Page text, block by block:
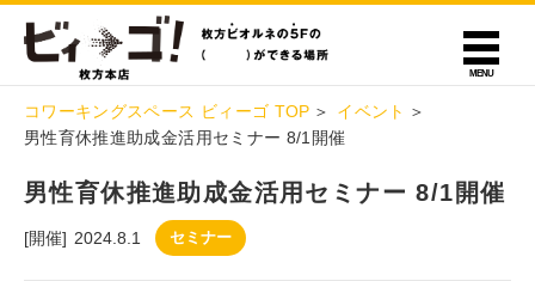
コワーキングスペース ビィーゴ TOP
イベント
男性育休推進助成金活用セミナー 8/1開催
男性育休推進助成金活用セミナー 8/1開催
[開催] 2024.8.1 セミナー